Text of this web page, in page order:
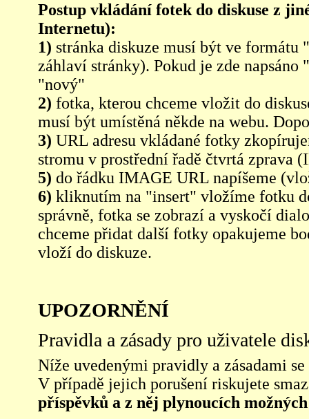
Postup vkládání fotek do diskuse z
Internetu):
1) stránka diskuze musí být ve
záhlaví stránky). Pokud je zde
"nový"
2) fotka, kterou chceme vložit do
musí být umístěná někde na webu.
3) URL adresu vkládané fotky
stromu v prostřední řadě čtvrtá zprava
5) do řádku IMAGE URL napíšeme
6) kliknutím na "insert" vložíme fotku
správně, fotka se zobrazí a vyskočí
chceme přidat další fotky opakujeme
vloží do diskuze.
UPOZORNĚNÍ
Pravidla a zásady pro uživatele
Níže uvedenými pravidly a zásadami
V případě jejich porušení riskujete
příspěvků a z něj plynoucích